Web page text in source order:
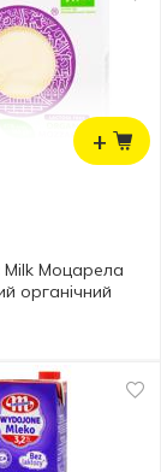
+
Моцарела
органічний